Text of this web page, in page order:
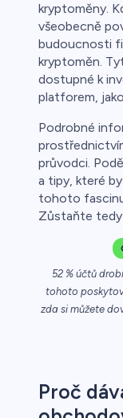
kryptoměny.
všeobecně
budoucnosti
kryptoměn.
dostupné k
platforem,
Podrobné
průvodci.
a tipy, které
tohoto
Zůstaňte tedy
52 % účtů
tohoto
zda si můžete
Proč